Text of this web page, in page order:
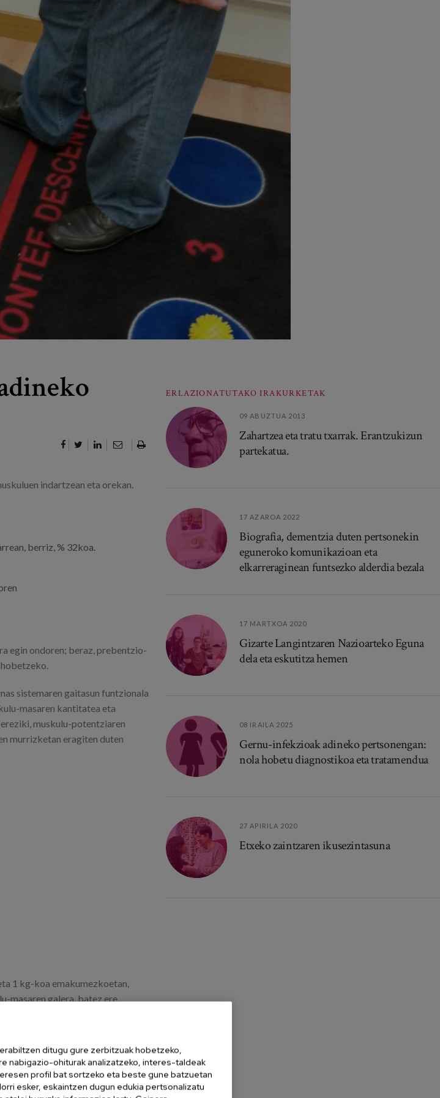
indartzean eta orekan.
berriz, % 32koa.
egin ondoren; beraz, prebentzio-
sistemaren gaitasun funtzionala
masaren kantitatea eta
muskulu-potentziaren
murrizketan eragiten duten
1 kg-koa emakumezkoetan,
masaren galera, batez ere
dira. Egiaztatu du adineko
instituzionalizazioa eta narriadura
ERLAZIONATUTAKO IRAKURKETAK
09 ABUZTUA 2013
Zahartzea eta tratu txarrak. Erantzukizun
partekatua.
17 AZAROA 2022
Biografia, dementzia duten pertsonekin
eguneroko komunikazioan eta
elkarreraginean funtsezko alderdia bezala
17 MARTXOA 2020
Gizarte Langintzaren Nazioarteko Eguna
dela eta eskutitza hemen
08 IRAILA 2025
Gernu-infekzioak adineko pertsonengan:
nola hobetu diagnostikoa eta tratamendua
27 APIRILA 2020
Etxeko zaintzaren ikusezintasuna
ditugu gure zerbitzuak hobetzeko,
nabigazio-ohiturak analizatzeko, interes-taldeak
profil bat sortzeko eta beste gune batzuetan
esker, eskaintzen dugun edukia pertsonalizatu